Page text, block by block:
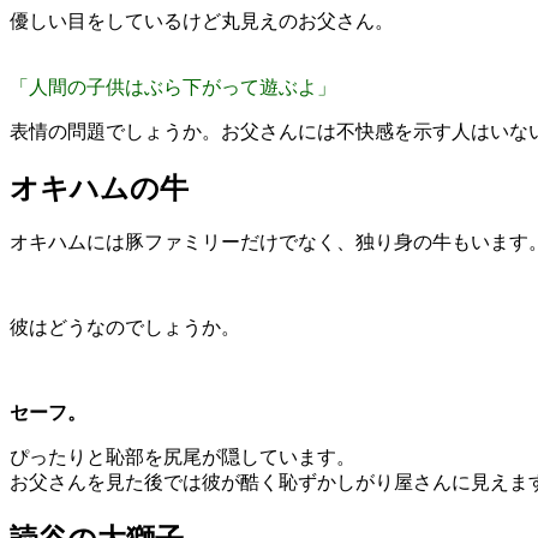
優しい目をしているけど丸見えのお父さん。
「人間の子供はぶら下がって遊ぶよ」
表情の問題でしょうか。お父さんには不快感を示す人はいな
オキハムの牛
オキハムには豚ファミリーだけでなく、独り身の牛もいます。
彼はどうなのでしょうか。
セーフ。
ぴったりと恥部を尻尾が隠しています。
お父さんを見た後では彼が酷く恥ずかしがり屋さんに見えま